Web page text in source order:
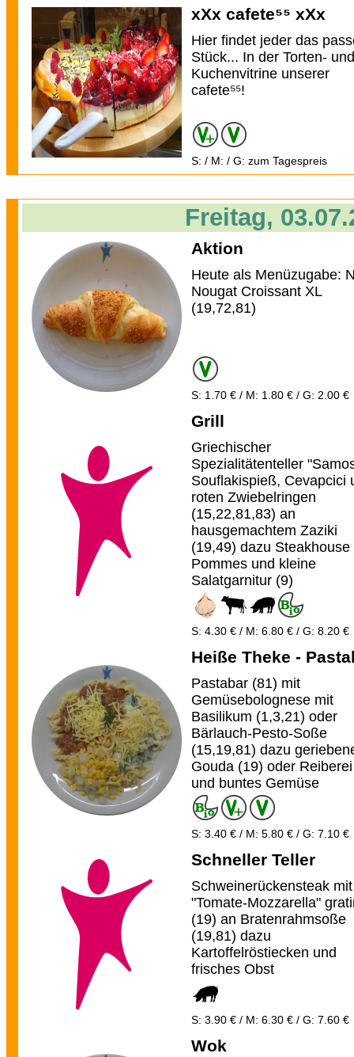
xXx cafete⁵⁵ xXx
Hier findet jeder das
Stück... In der Torten- und
Kuchenvitrine unserer
cafete⁵⁵!
S: / M: / G: zum Tagespreis
Freitag,
Aktion
Heute als Menüzugabe:
Nougat Croissant XL
(19,72,81)
S: 1.70 € / M: 1.80 € / G: 2.00 €
Grill
Griechischer
Spezialitätenteller
Souflakispieß, Cevapcici
roten Zwiebelringen
(15,22,81,83) an
hausgemachtem Zaziki
(19,49) dazu Steakhouse
Pommes und kleine
Salatgarnitur (9)
S: 4.30 € / M: 6.80 € / G: 8.20 €
Heiße Theke -
Pastabar (81) mit
Gemüsebolognese mit
Basilikum (1,3,21) oder
Bärlauch-Pesto-Soße
(15,19,81) dazu
Gouda (19) oder
und buntes Gemüse
S: 3.40 € / M: 5.80 € / G: 7.10 €
Schneller Teller
Schweinerückensteak mit
"Tomate-Mozzarella"
(19) an Bratenrahmsoße
(19,81) dazu
Kartoffelröstiecken und
frisches Obst
S: 3.90 € / M: 6.30 € / G: 7.60 €
Wok